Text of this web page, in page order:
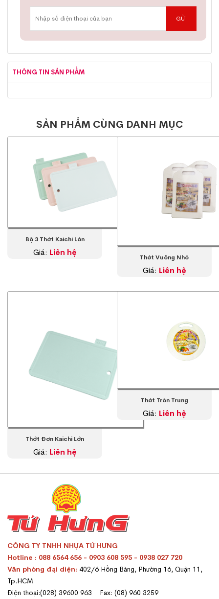
THÔNG TIN SẢN PHẨM
SẢN PHẨM CÙNG DANH MỤC
Bộ 3 Thớt Kaichi Lớn
Giá: Liên hệ Thớt Vuông Nhỏ
Giá: Liên hệ
Thớt Đơn Kaichi Lớn
Giá: Liên hệ
Thớt Tròn Trung
Giá: Liên hệ
CÔNG TY TNHH NHỰA TỨ HƯNG
Hotline : 088 6564 656 - 0903 608 595 - 0938 027 720
Văn phòng đại diện: 402/6 Hồng Bàng, Phường 16, Quận 11,
Tp.HCM
Điện thoại:(028) 39600 963 Fax: (08) 960 3259